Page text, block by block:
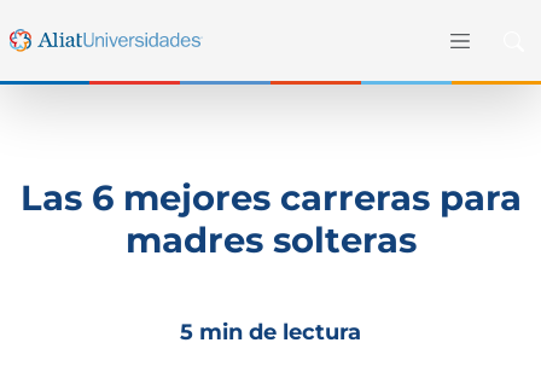
Las 6 mejores carreras para
madres solteras
5 min de lectura